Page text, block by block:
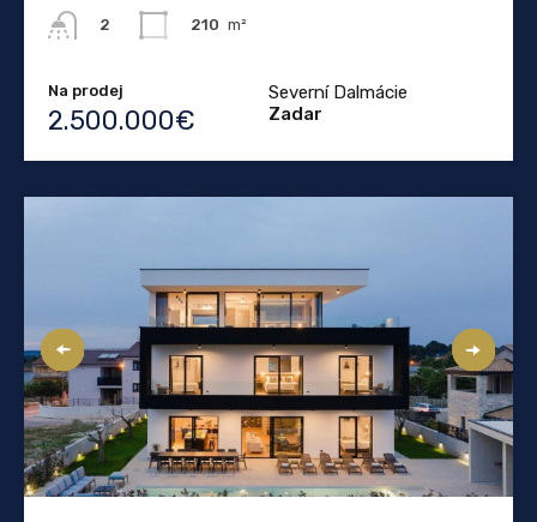
2
210 m²
Na prodej
2.500.000€
Severní Dalmácie
Zadar